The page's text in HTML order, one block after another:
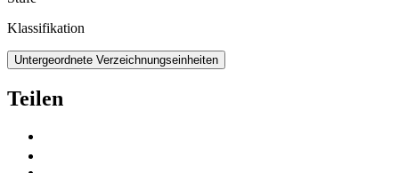
Klassifikation
Untergeordnete Verzeichnungseinheiten
Teilen